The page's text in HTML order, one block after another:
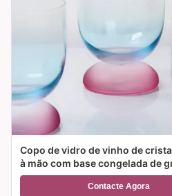
Copo de vidro de vinho de
à mão com base congelada de
de duas cores e capacidade de
para cocktail de vinho e
Contacte Agora